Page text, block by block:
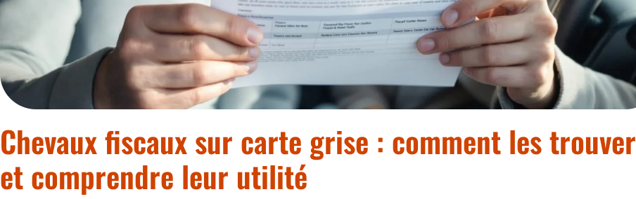
Chevaux fiscaux sur carte grise : comment les trouver
et comprendre leur utilité